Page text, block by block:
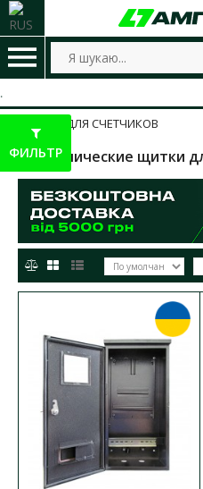
ЩИТЫ ДЛЯ СЧЕТЧИКОВ
Металлические щитки
ФИЛЬТР